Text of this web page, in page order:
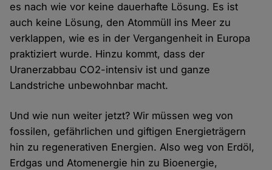
es nach wie vor keine dauerhafte Lösung. Es ist
auch keine Lösung, den Atommüll ins Meer zu
verklappen, wie es in der Vergangenheit in Europa
praktiziert wurde. Hinzu kommt, dass der
Uranerzabbau CO2-intensiv ist und ganze
Landstriche unbewohnbar macht.
Und wie nun weiter jetzt? Wir müssen weg von
fossilen, gefährlichen und giftigen Energieträgern
hin zu regenerativen Energien. Also weg von Erdöl,
Erdgas und Atomenergie hin zu Bioenergie,